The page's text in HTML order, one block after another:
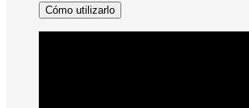
Cómo utilizarlo